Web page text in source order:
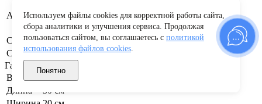
Артикул производителя G81154MDMA
Страна бренда
Япония
Страна производства
Россия
Габариты и вес
Вес
Длина
30 см
Используем файлы cookies для корректной работы сайта,
сбора аналитики и улучшения сервиса. Продолжая
пользоваться сайтом, вы соглашаетесь с политикой
использования файлов cookies.
Понятно